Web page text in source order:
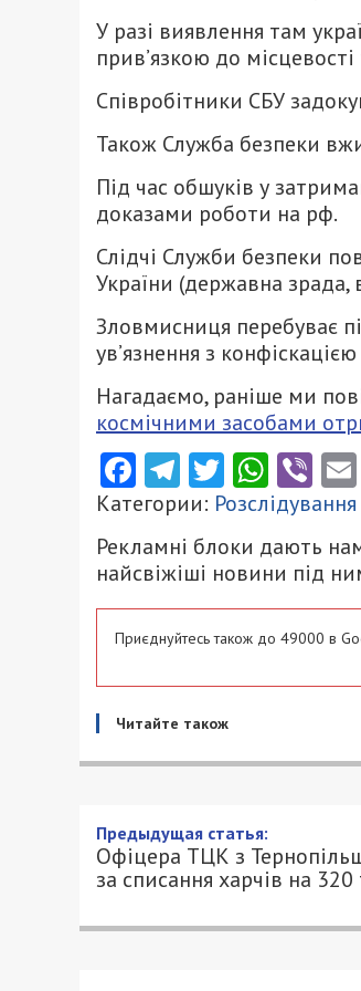
У разі виявлення там
прив’язкою до
Співробітники СБУ
Також Служба безпеки
Під час обшуків у
доказами роботи на рф.
Слідчі Служби безпеки
України (державна зрада,
Зловмисниця перебуває
ув’язнення з
Нагадаємо, раніше ми
космічними засобами
Facebook
Telegram
Twitter
Категории: Розслідування
Рекламні блоки дають
найсвіжіші новини під
Приєднуйтесь також до 49000 в
Читайте також
Офіцера ТЦК з
на 320 тисяч
18/06/2025 - 13:30